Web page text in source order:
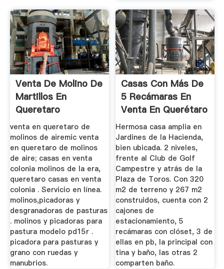
Venta De Molino De
Martillos En
Queretaro
venta en queretaro de
molinos de airemic venta
en queretaro de molinos
de aire; casas en venta
colonia molinos de la era,
queretaro casas en venta
colonia . Servicio en línea.
molinos,picadoras y
desgranadoras de pasturas
. molinos y picadoras para
pastura modelo pd15r .
picadora para pasturas y
grano con ruedas y
manubrios.
Casas Con Más De
5 Recámaras En
Venta En Querétaro
...
Hermosa casa amplia en
Jardines de la Hacienda,
bien ubicada. 2 niveles,
frente al Club de Golf
Campestre y atrás de la
Plaza de Toros. Con 320
m2 de terreno y 267 m2
construidos, cuenta con 2
cajones de
estacionamiento, 5
recámaras con clóset, 3 de
ellas en pb, la principal con
tina y baño, las otras 2
comparten baño.